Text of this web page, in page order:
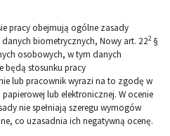
pracy obejmują ogólne zasady
biometrycznych, Nowy art. 222 §
osobowych, w tym danych
będą stosunku pracy
lub pracownik wyrazi na to zgodę w
lub elektronicznej. W ocenie
nie spełniają szeregu wymogów
co uzasadnia ich negatywną ocenę.